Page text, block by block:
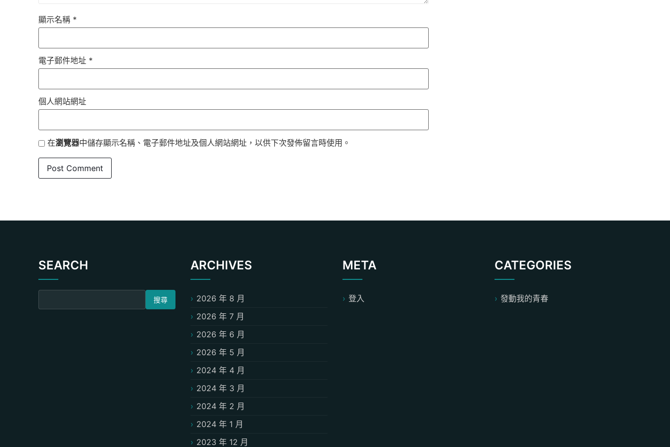
顯示名稱 *
電子郵件地址 *
個人網站網址
在瀏覽器中儲存顯示名稱、電子郵件地址及個人網站網址，以供下次發佈留言時使用。
SEARCH
搜尋關鍵字:
ARCHIVES
2026 年 8 月
2026 年 7 月
2026 年 6 月
2026 年 5 月
2024 年 4 月
2024 年 3 月
2024 年 2 月
2024 年 1 月
2023 年 12 月
META
登入
CATEGORIES
發動我的青春